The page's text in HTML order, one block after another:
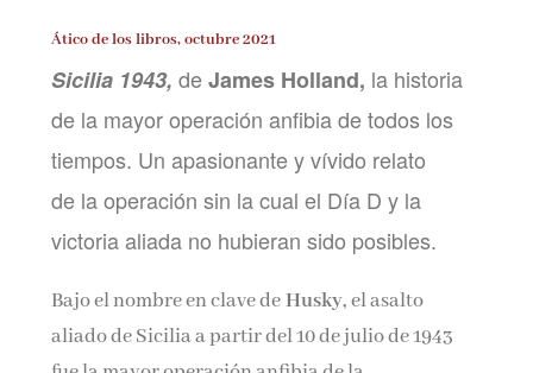
Ático de los libros, octubre 2021
Sicilia 1943,deJames Holland, la historia
de la mayor operación anfibia de todos los
tiempos. Un apasionante y vívido relato
de la operación sin la cual el Día D y la
victoria aliada no hubieran sido posibles.
Bajo el nombre en clave deHusky,el asalto
aliado de Sicilia a partir del 10 de julio de 1943
Nombre*
Email*
Por favor, acepta lostérminos y condiciones